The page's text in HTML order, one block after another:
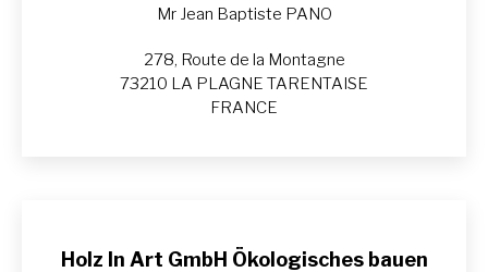
Mr Jean Baptiste PANO
278, Route de la Montagne
73210 LA PLAGNE TARENTAISE
FRANCE
Holz In Art GmbH Ökologisches bauen